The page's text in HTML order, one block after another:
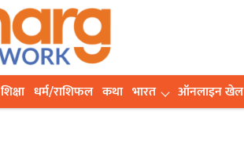
शिक्षा धर्म/राशिफल कथा भारत ऑनलाइन खेल